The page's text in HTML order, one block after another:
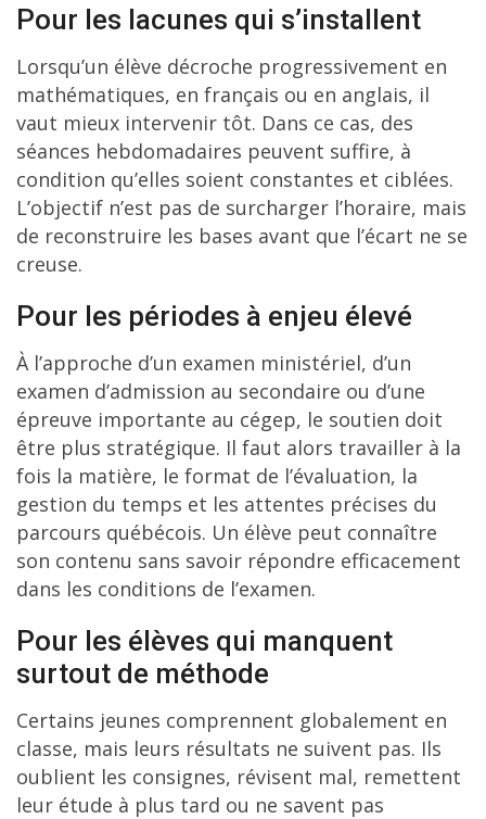
Pour les lacunes qui s’installent
Lorsqu’un élève décroche progressivement en
mathématiques, en français ou en anglais, il
vaut mieux intervenir tôt. Dans ce cas, des
séances hebdomadaires peuvent suffire, à
condition qu’elles soient constantes et ciblées.
L’objectif n’est pas de surcharger l’horaire, mais
de reconstruire les bases avant que l’écart ne se
creuse.
Pour les périodes à enjeu élevé
À l’approche d’un examen ministériel, d’un
examen d’admission au secondaire ou d’une
épreuve importante au cégep, le soutien doit
être plus stratégique. Il faut alors travailler à la
fois la matière, le format de l’évaluation, la
gestion du temps et les attentes précises du
parcours québécois. Un élève peut connaître
son contenu sans savoir répondre efficacement
dans les conditions de l’examen.
Pour les élèves qui manquent
surtout de méthode
Certains jeunes comprennent globalement en
classe, mais leurs résultats ne suivent pas. Ils
oublient les consignes, révisent mal, remettent
leur étude à plus tard ou ne savent pas